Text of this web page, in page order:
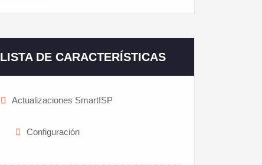
LISTA DE CARACTERÍSTICAS
Actualizaciones SmartISP
Configuración